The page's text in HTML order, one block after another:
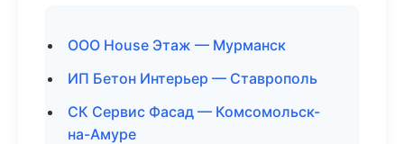
ООО House Этаж — Мурманск
ИП Бетон Интерьер — Ставрополь
СК Сервис Фасад — Комсомольск-
на-Амуре